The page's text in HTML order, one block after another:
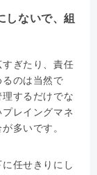
しないで、組
ぎたり、責任
のは当然で
するだけでな
レイングマネ
多いです。
任せきりにし